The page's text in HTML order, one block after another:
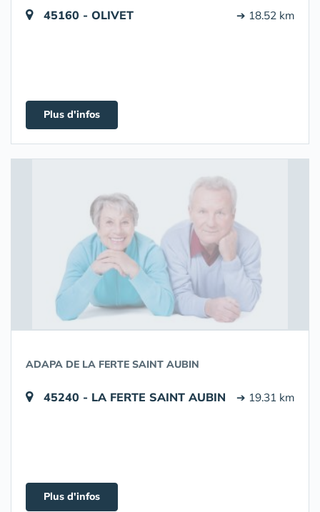
45160 - OLIVET ➔ 18.52 km
Plus d'infos
ADAPA DE LA FERTE SAINT AUBIN
45240 - LA FERTE SAINT AUBIN ➔ 19.31 km
Plus d'infos